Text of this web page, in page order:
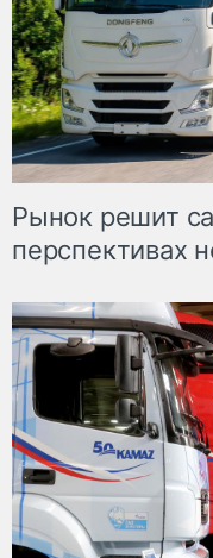
Рынок решит
перспективах